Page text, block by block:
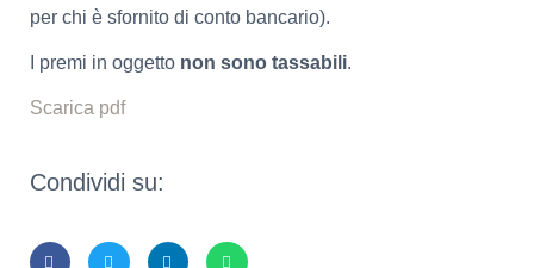
per chi è sfornito di conto bancario).
I premi in oggetto non sono tassabili.
Scarica pdf
Condividi su: